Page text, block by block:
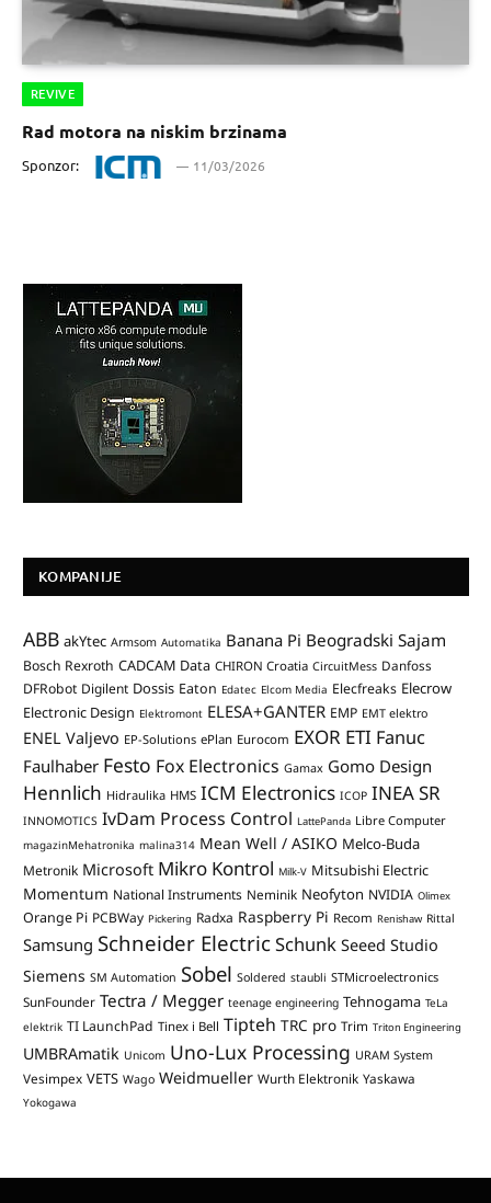
REVIVE
Rad motora na niskim brzinama
Sponzor: 11/03/2026
KOMPANIJE
ABB akYtec Armsom Automatika Banana Pi Beogradski Sajam
Bosch Rexroth CADCAM Data CHIRON Croatia CircuitMess Danfoss
DFRobot Digilent Dossis Eaton Edatec Elcom Media Elecfreaks Elecrow
Electronic Design Elektromont ELESA+GANTER EMP EMT elektro
ENEL Valjevo EP-Solutions ePlan Eurocom EXOR ETI Fanuc
Faulhaber Festo Fox Electronics Gamax Gomo Design
Hennlich Hidraulika HMS ICM Electronics ICOP INEA SR
INNOMOTICS IvDam Process Control LattePanda Libre Computer
magazinMehatronika malina314 Mean Well / ASIKO Melco-Buda
Metronik Microsoft Mikro Kontrol Milk-V Mitsubishi Electric
Momentum National Instruments Neminik Neofyton NVIDIA Olimex
Orange Pi PCBWay Pickering Radxa Raspberry Pi Recom Renishaw Rittal
Samsung Schneider ElectricSchunk Seeed Studio
Siemens SM Automation Sobel Soldered staubli STMicroelectronics
SunFounder Tectra / Megger teenage engineering Tehnogama TeLa
elektrik TI LaunchPad Tinex i Bell Tipteh TRC pro Trim Triton Engineering
UMBRAmatik Unicom Uno-Lux Processing URAM System
Vesimpex VETS Wago Weidmueller Wurth Elektronik Yaskawa
Yokogawa